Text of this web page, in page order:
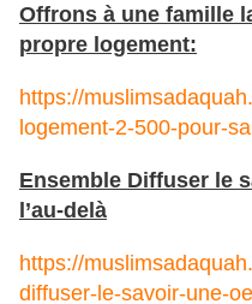
Offrons à une famille
propre logement:
https://
logement-2-500-pour-
Ensemble Diffuser le
l’au-delà
https://
diffuser-le-savoir-une-